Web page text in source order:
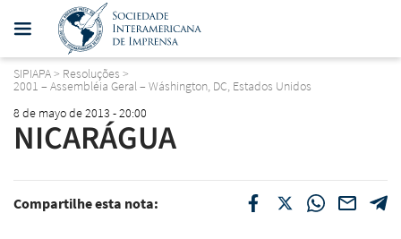
SIPIAPA> Resoluções >
2001 – Assembléia Geral – Wáshington, DC, Estados Unidos
8 de mayo de 2013 - 20:00
NICARÁGUA
Compartilhe esta nota: